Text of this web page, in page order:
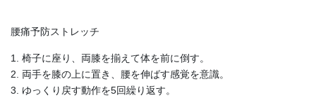
腰痛予防ストレッチ
1. 椅子に座り、両膝を揃えて体を前に倒す。
2. 両手を膝の上に置き、腰を伸ばす感覚を意識。
3. ゆっくり戻す動作を5回繰り返す。